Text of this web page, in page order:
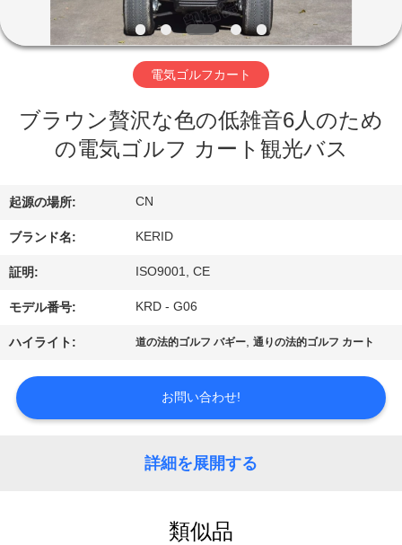
ビ
オ
た
し
た
ち
つ
電気ゴルフカート
ブラウン贅沢な色の低雑音6人のため
の電気ゴルフ カート観光バス
起源の場所: CN
ブランド名: KERID
証明: ISO9001, CE
モデル番号: KRD - G06
ハイライト: 道の法的ゴルフ バギー,通りの法的ゴルフ カート
お問い合わせ!
詳細を展開する
類似品